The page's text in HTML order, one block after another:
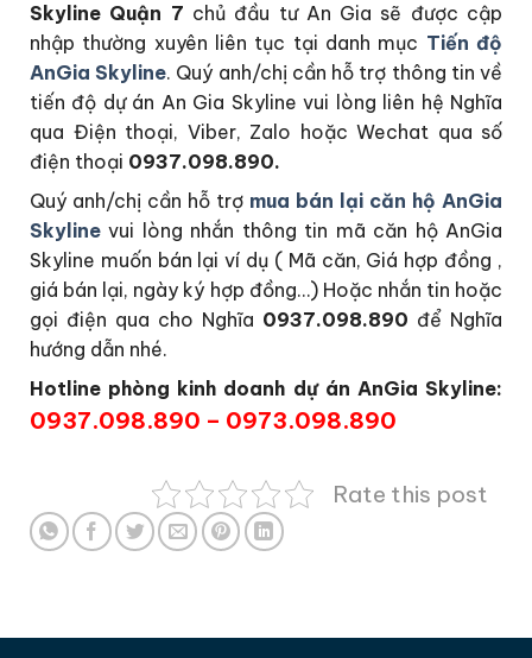
Skyline Quận 7 chủ đầu tư An Gia sẽ được cập
nhập thường xuyên liên tục tại danh mục Tiến độ
AnGia Skyline. Quý anh/chị cần hỗ trợ thông tin về
tiến độ dự án An Gia Skyline vui lòng liên hệ Nghĩa
qua Điện thoại, Viber, Zalo hoặc Wechat qua số
điện thoại 0937.098.890.
Quý anh/chị cần hỗ trợ mua bán lại căn hộ AnGia
Skyline vui lòng nhắn thông tin mã căn hộ AnGia
Skyline muốn bán lại ví dụ ( Mã căn, Giá hợp đồng ,
giá bán lại, ngày ký hợp đồng…) Hoặc nhắn tin hoặc
gọi điện qua cho Nghĩa 0937.098.890 để Nghĩa
hướng dẫn nhé.
Hotline phòng kinh doanh dự án AnGia Skyline:
0937.098.890 – 0973.098.890
Rate this post